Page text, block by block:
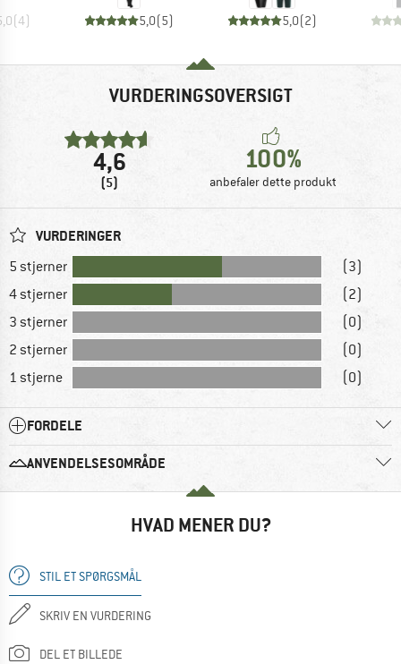
(4) 5,0(5) 5,0(2)
VURDERINGSOVERSIGT
4,6
(5)
100%
anbefaler dette produkt
VURDERINGER
5 stjerner
(3)
4 stjerner
(2)
3 stjerner
(0)
2 stjerner
(0)
1 stjerne
(0)
FORDELE
ANVENDELSESOMRÅDE
HVAD MENER DU?
STIL ET SPØRGSMÅL
SKRIV EN VURDERING
DEL ET BILLEDE